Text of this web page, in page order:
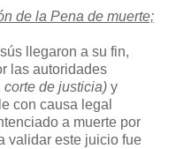
de la Pena de muerte;
llegaron a su fin,
las autoridades
de justicia) y
con causa legal
a muerte por
validar este juicio fue